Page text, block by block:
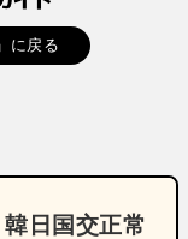
に戻る
日国交正常